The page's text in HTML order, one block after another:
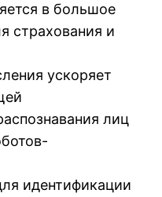
в большое
страхования и
ускоряет
лиц
идентификации